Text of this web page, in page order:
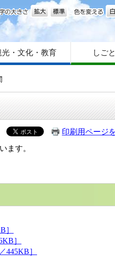
文字の大きさ
光・文化・教育 しご
印刷用ページ
ます。
］
］
445KB］